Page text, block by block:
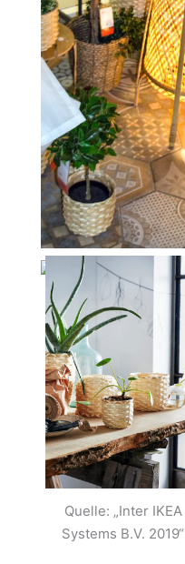
Quelle: „Inter IKEA
Systems B.V. 2019“